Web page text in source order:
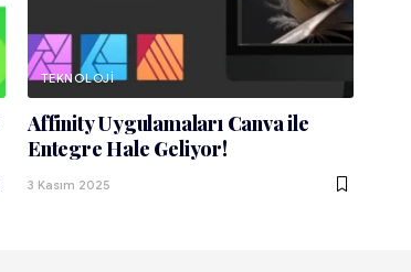
TEKNOLOJI
Affinity Uygulamaları Canva ile
Entegre Hale Geliyor!
3 Kasım 2025